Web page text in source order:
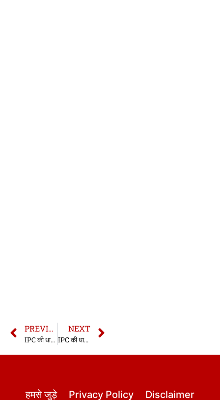
PREVIOUS
IPC की धारा 292 | धारा 292 भारतीय दण्ड संहिता | IPC Section 292 In Hindi
NEXT
IPC की धारा 294 | धारा 294 भारतीय दण्ड संहिता | IPC Section 294 In Hindi
हमसे जुड़े Privacy Policy Disclaimer